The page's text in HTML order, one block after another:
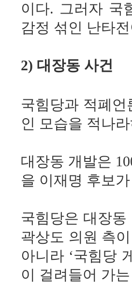
이다. 그러자 국
감정 섞인 난타
2) 대장동 사건
국힘당과 적폐
인 모습을 적나
대장동 개발은
을 이재명 후보
국힘당은 대장
곽상도 의원 측
아니라 ‘국힘당
이 걸려들어 가